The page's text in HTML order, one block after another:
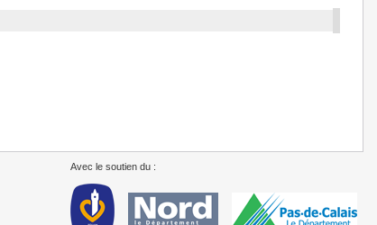
Avec le soutien du :